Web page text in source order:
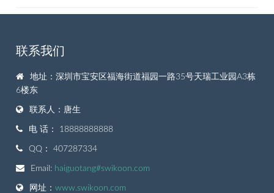
联系我们
地址：深圳市宝安区福海街道福园一路35号天瑞工业园A3栋
6楼东
联系人：唐生
电 话： 18888888888
QQ： 407287334
Email: haiguotang#swikoon.com
网址：www.swikoon.com